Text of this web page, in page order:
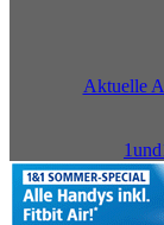
Aktuelle